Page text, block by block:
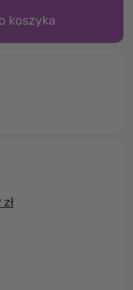
koszyka